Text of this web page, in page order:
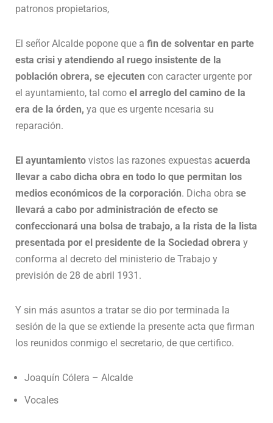
patronos propietarios,
El señor Alcalde popone que a fin de solventar en parte
esta crisi y atendiendo al ruego insistente de la
población obrera, se ejecuten con caracter urgente por
el ayuntamiento, tal como el arreglo del camino de la
era de la órden, ya que es urgente ncesaria su
reparación.
El ayuntamiento vistos las razones expuestas acuerda
llevar a cabo dicha obra en todo lo que permitan los
medios económicos de la corporación. Dicha obra se
llevará a cabo por administración de efecto se
confeccionará una bolsa de trabajo, a la rista de la lista
presentada por el presidente de la Sociedad obrera y
conforma al decreto del ministerio de Trabajo y
previsión de 28 de abril 1931.
Y sin más asuntos a tratar se dio por terminada la
sesión de la que se extiende la presente acta que firman
los reunidos conmigo el secretario, de que certifico.
Joaquín Cólera – Alcalde
Vocales